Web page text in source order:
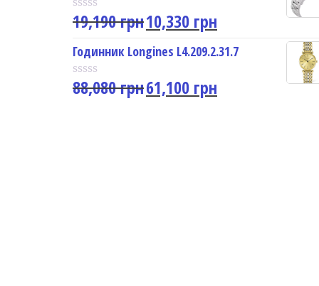
d
0
o
u
t
o
f
5
R
t
e
d
0
o
19,190грн10,330 грн
Годинник Longines L4.209.2.31.7
R
88,080грн61,100 грн